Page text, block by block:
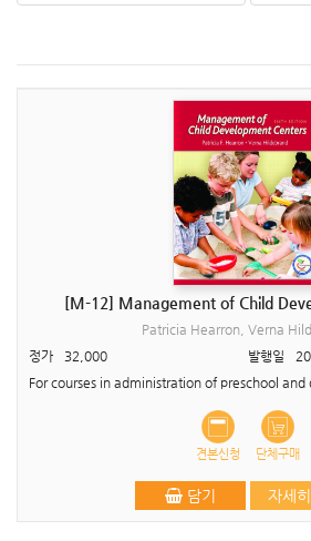
[M-12] Management of Child
Patricia Hearron, Verna
정가
32,000 발행일
견본신청 단체구매
담기 자세